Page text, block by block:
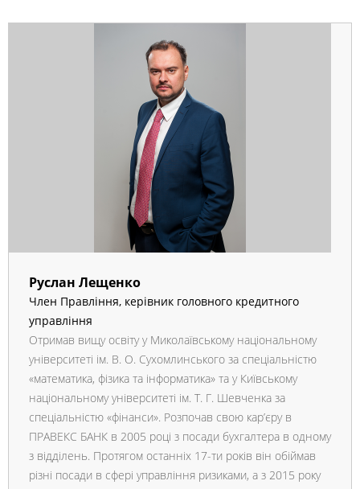
Руслан Лещенко
Член Правління, керівник головного кредитного
управління
Отримав вищу освіту у Миколаївському національному
університеті ім. В. О. Сухомлинського за спеціальністю
«математика, фізика та інформатика» та у Київському
національному університеті ім. Т. Г. Шевченка за
спеціальністю «фінанси». Розпочав свою кар’єру в
ПРАВЕКС БАНК в 2005 році з посади бухгалтера в одному
з відділень. Протягом останніх 17-ти років він обіймав
різні посади в сфері управління ризиками, а з 2015 року